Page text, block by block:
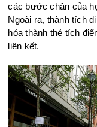
các bước chân của
Ngoài ra, thành tích
hóa thành thẻ tích
liên kết.